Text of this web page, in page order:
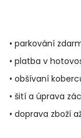
• parkování
• platba v
• obšívaní
• šití a úprava
• doprava zboží